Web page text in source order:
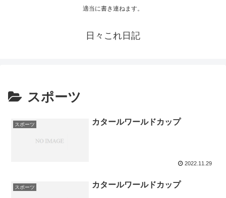
適当に書き連ねます。
日々これ日記
スポーツ
スポーツ カタールワールドカップ
2022.11.29
スポーツ カタールワールドカップ